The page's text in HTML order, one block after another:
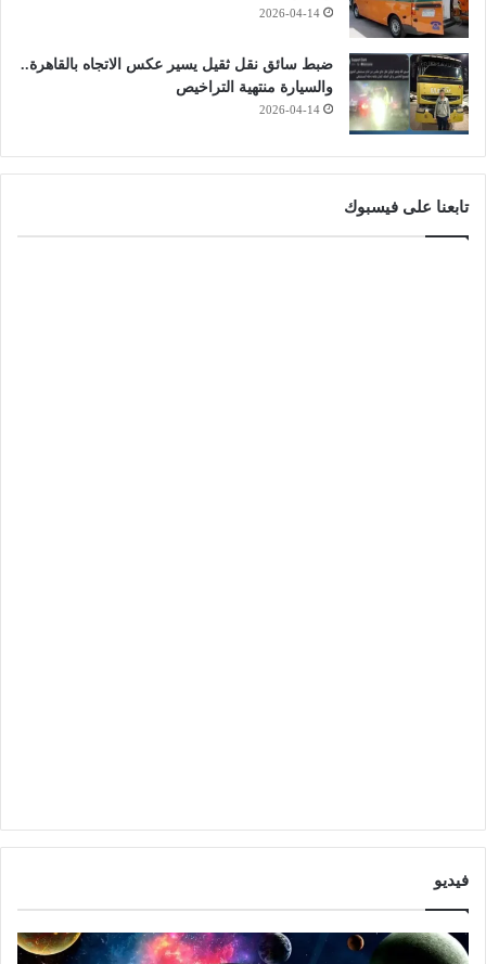
2026-04-14
ضبط سائق نقل ثقيل يسير عكس الاتجاه بالقاهرة..
والسيارة منتهية التراخيص
2026-04-14
تابعنا على فيسبوك
فيديو